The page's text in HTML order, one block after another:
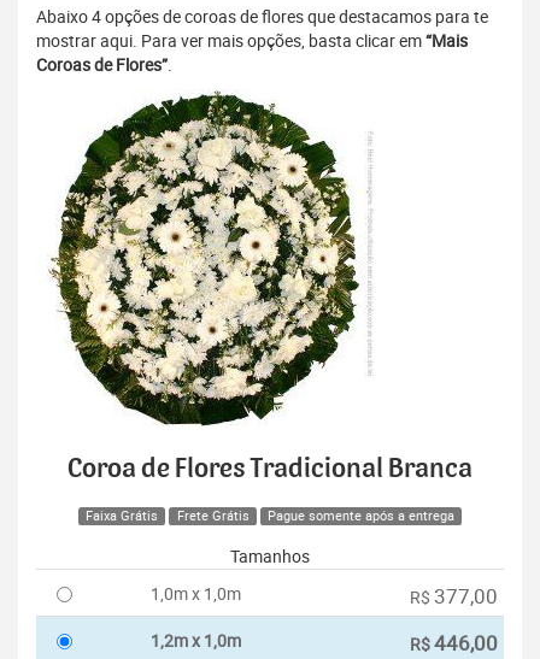
Abaixo 4 opções de coroas de flores que destacamos para te
mostrar aqui. Para ver mais opções, basta clicar em“Mais
Coroas de Flores”.
Coroa de Flores Tradicional Branca
Faixa Grátis Frete Grátis Pague somente após a entrega
Tamanhos
1,0m x 1,0m
R$ 377,00
1,2m x 1,0m R$446,00